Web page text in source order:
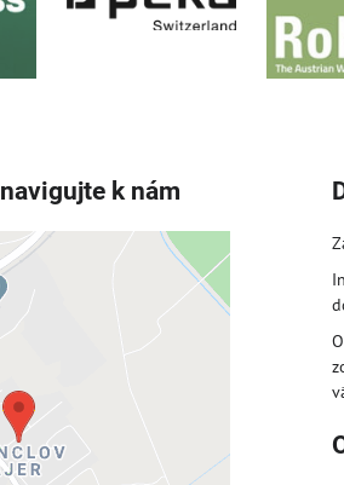
k nám
je blokovaný
externý obsah?
tentokrát